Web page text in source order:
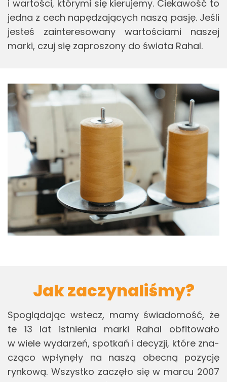
i war­to­ści, któ­ry­mi się kie­ru­je­my. Cie­ka­wość to
jedna z cech na­pę­dza­ją­cych naszą pasję. Jeśli
je­steś za­in­te­re­so­wa­ny war­to­ścia­mi na­szej
marki, czuj się za­pro­szo­ny do świa­ta Rahal.
Jak zaczynaliśmy?
Spo­glą­da­jąc wstecz, mamy świa­do­mość, że
te 13 lat ist­nie­nia marki Rahal ob­fi­to­wa­ło
w wiele wy­da­rzeń, spo­tkań i de­cy­zji, które zna­
czą­co wpły­nę­ły na naszą obec­ną po­zy­cję
ryn­ko­wą. Wszyst­ko za­czę­ło się w marcu 2007